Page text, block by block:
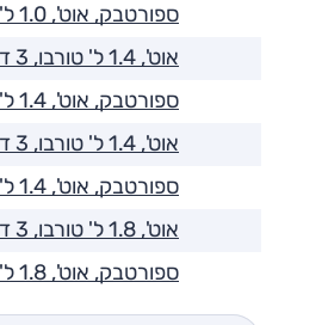
ספורטבק, אוט', 1.0 ל' טורבו, 5 דל', Style
אוט', 1.4 ל' טורבו, 3 דל'
ספורטבק, אוט', 1.4 ל' טורבו, 5 דל'
אוט', 1.4 ל' טורבו, 3 דל', Style
ספורטבק, אוט', 1.4 ל' טורבו, 5 דל', Style
אוט', 1.8 ל' טורבו, 3 דל', Sport
ספורטבק, אוט', 1.8 ל' טורבו, 5 דל', Sport